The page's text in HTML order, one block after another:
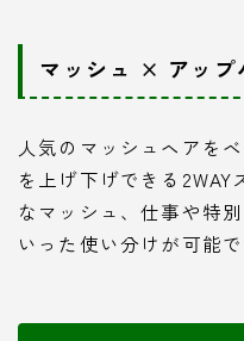
マッシュ × アップ
人気のマッシュヘアを
を上げ下げできる
なマッシュ、仕事や特
いった使い分けが可能で